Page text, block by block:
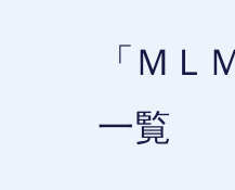
「Ｍ
一覧